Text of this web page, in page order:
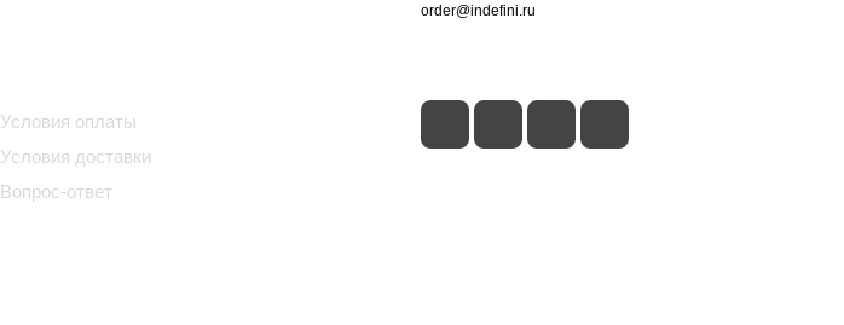
Условия оплаты
Условия доставки
Вопрос-ответ
order@indefini.ru